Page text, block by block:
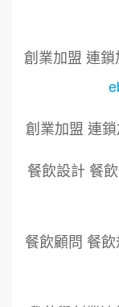
創業加盟 連
創業加盟 連
餐飲設計 餐
餐飲顧問 餐